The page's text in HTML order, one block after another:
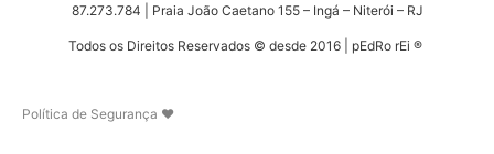
87.273.784 | Praia João Caetano 155 – Ingá – Niterói – RJ
Todos os Direitos Reservados © desde 2016 | pEdRo rEi ®
Política de Segurança ♥